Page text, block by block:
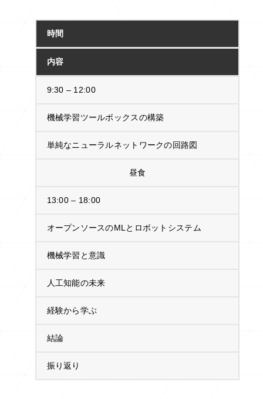
時間
内容
9:30 – 12:00
機械学習ツールボックスの構築
単純なニューラルネットワークの回路図
昼食
13:00 – 18:00
オープンソースのMLとロボットシステム
機械学習と意識
人工知能の未来
経験から学ぶ
結論
振り返り